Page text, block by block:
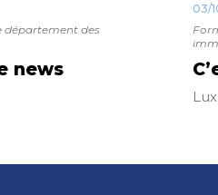
département des
news
03/